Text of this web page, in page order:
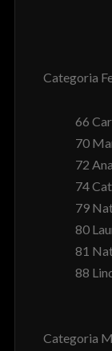
Categoria
66
70
72
74
79
80
81
88
Categoria